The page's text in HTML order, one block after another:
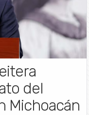
del
Michoacán